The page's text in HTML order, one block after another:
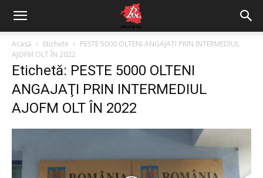
Acasă Etichete
PESTE 5000 OLTENI ANGAJAŢI PRIN INTERMEDIUL
AJOFM OLT ÎN 2022
Etichetă: PESTE 5000 OLTENI
ANGAJAŢI PRIN INTERMEDIUL
AJOFM OLT ÎN 2022